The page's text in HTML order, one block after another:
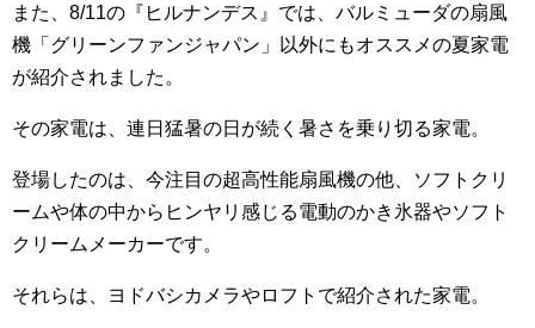
また、8/11の『ヒルナンデス』では、バルミューダの扇風
機「グリーンファンジャパン」以外にもオススメの夏家電
が紹介されました。
その家電は、連日猛暑の日が続く暑さを乗り切る家電。
登場したのは、今注目の超高性能扇風機の他、ソフトクリ
ームや体の中からヒンヤリ感じる電動のかき氷器やソフト
クリームメーカーです。
それらは、ヨドバシカメラやロフトで紹介された家電。